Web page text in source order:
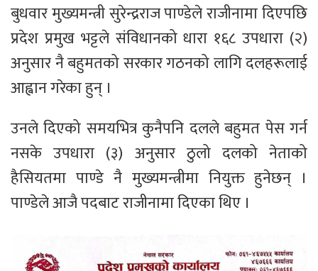
बुधवार मुख्यमन्त्री सुरेन्द्रराज पाण्डेले राजीनामा दिएपछि
प्रदेश प्रमुख भट्टले संविधानको धारा १६८ उपधारा (२)
अनुसार नै बहुमतको सरकार गठनको लागि दलहरूलाई
आह्वान गरेका हुन् ।
उनले दिएको समयभित्र कुनैपनि दलले बहुमत पेस गर्न
नसके उपधारा (३) अनुसार ठुलो दलको नेताको
हैसियतमा पाण्डे नै मुख्यमन्त्रीमा नियुक्त हुनेछन् ।
पाण्डेले आजै पदबाट राजीनामा दिएका थिए ।